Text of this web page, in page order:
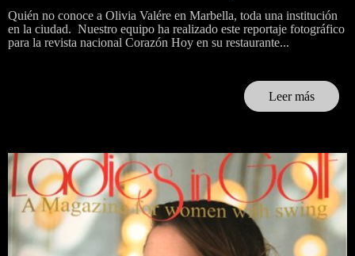
Quién no conoce a Olivia Valére en Marbella, toda una institución
en la ciudad. Nuestro equipo ha realizado este reportaje fotográfico
para la revista nacional Corazón Hoy en su restaurante...
Leer más